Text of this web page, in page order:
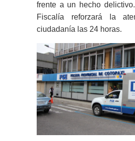
frente a un hecho
Fiscalía reforzará la
ciudadanía las 24 horas.